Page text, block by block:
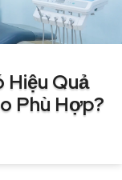
Hiệu Quả
Phù Hợp?